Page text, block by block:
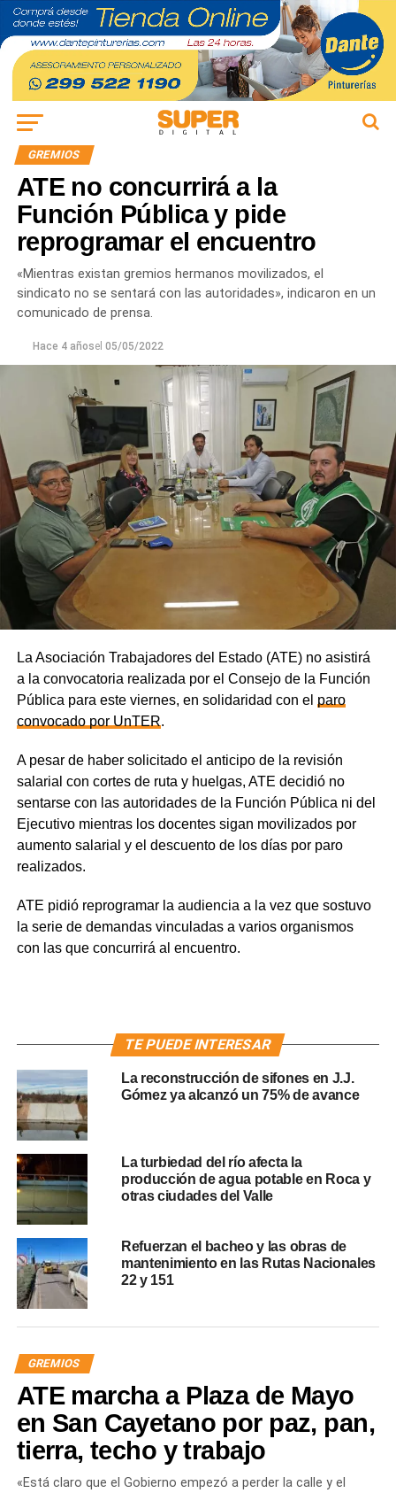
GREMIOS
ATE no concurrirá a la
Función Pública y pide
reprogramar el encuentro
«Mientras existan gremios hermanos movilizados, el
sindicato no se sentará con las autoridades», indicaron en un
comunicado de prensa.
Hace 4 añosel 05/05/2022
La Asociación Trabajadores del Estado (ATE) no asistirá
a la convocatoria realizada por el Consejo de la Función
Pública para este viernes, en solidaridad con el paro
convocado por UnTER.
A pesar de haber solicitado el anticipo de la revisión
salarial con cortes de ruta y huelgas, ATE decidió no
sentarse con las autoridades de la Función Pública ni del
Ejecutivo mientras los docentes sigan movilizados por
aumento salarial y el descuento de los días por paro
realizados.
ATE pidió reprogramar la audiencia a la vez que sostuvo
la serie de demandas vinculadas a varios organismos
con las que concurrirá al encuentro.
TE PUEDE INTERESAR
La reconstrucción de sifones en J.J.
Gómez ya alcanzó un 75% de avance
La turbiedad del río afecta la
producción de agua potable en Roca y
otras ciudades del Valle
Refuerzan el bacheo y las obras de
mantenimiento en las Rutas Nacionales
22 y 151
GREMIOS
ATE marcha a Plaza de Mayo
en San Cayetano por paz, pan,
tierra, techo y trabajo
«Está claro que el Gobierno empezó a perder la calle y el